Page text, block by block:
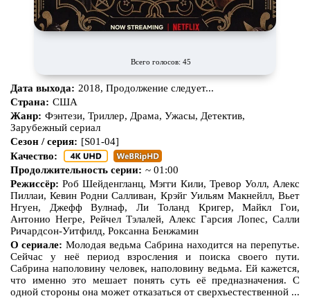
Всего голосов: 45
Дата выхода: 2018, Продолжение следует...
Страна: США
Жанр: Фэнтези, Триллер, Драма, Ужасы, Детектив,
Зарубежный сериал
Сезон / серия: [S01-04]
Качество:
Продолжительность серии: ~ 01:00
Режиссёр: Роб Шейденгланц, Мэгги Кили, Тревор Уолл, Алекс
Пиллаи, Кевин Родни Салливан, Крэйг Уильям Макнейлл, Вьет
Нгуен, Джефф Вулнаф, Ли Толанд Кригер, Майкл Гои,
Антонио Негре, Рейчел Тэлалей, Алекс Гарсия Лопес, Салли
Ричардсон-Уитфилд, Роксанна Бенжамин
О сериале: Молодая ведьма Сабрина находится на перепутье.
Сейчас у неё период взросления и поиска своего пути.
Сабрина наполовину человек, наполовину ведьма. Ей кажется,
что именно это мешает понять суть её предназначения. С
одной стороны она может отказаться от сверхъестественной ...